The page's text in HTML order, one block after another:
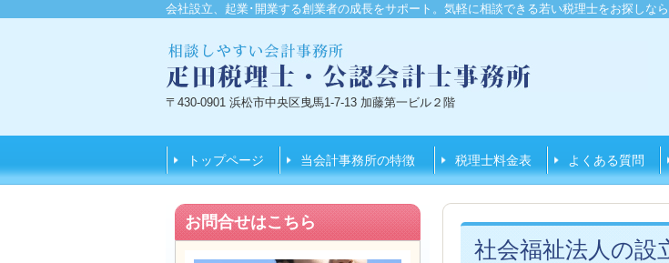
会社設立、起業･開業する創業者の成長をサポート。気軽に相談できる若い税理士をお探しな
〒430-0901 浜松市中央区曳馬1-7-13 加藤第一ビル２階
トップページ 当会計事務所の特徴 税理士料金表 よくある質問
社会福祉法人の設
お問合せはこちら